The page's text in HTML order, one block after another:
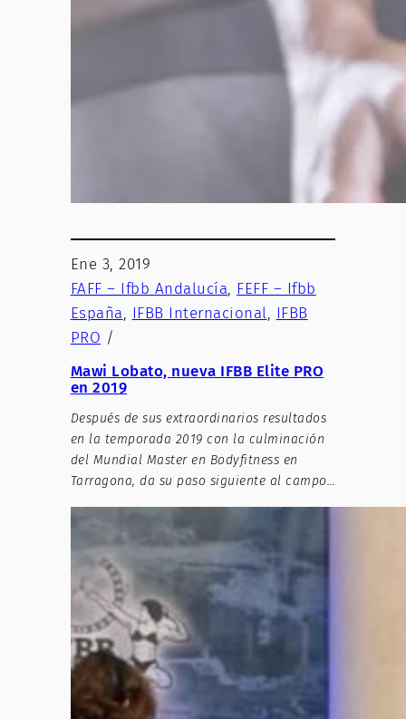
Ene 3, 2019
FAFF – Ifbb Andalucía, FEFF – Ifbb
España, IFBB Internacional, IFBB
PRO /
Mawi Lobato, nueva IFBB Elite PRO
en 2019
Después de sus extraordinarios resultados
en la temporada 2019 con la culminación
del Mundial Master en Bodyfitness en
Tarragona, da su paso siguiente al campo…